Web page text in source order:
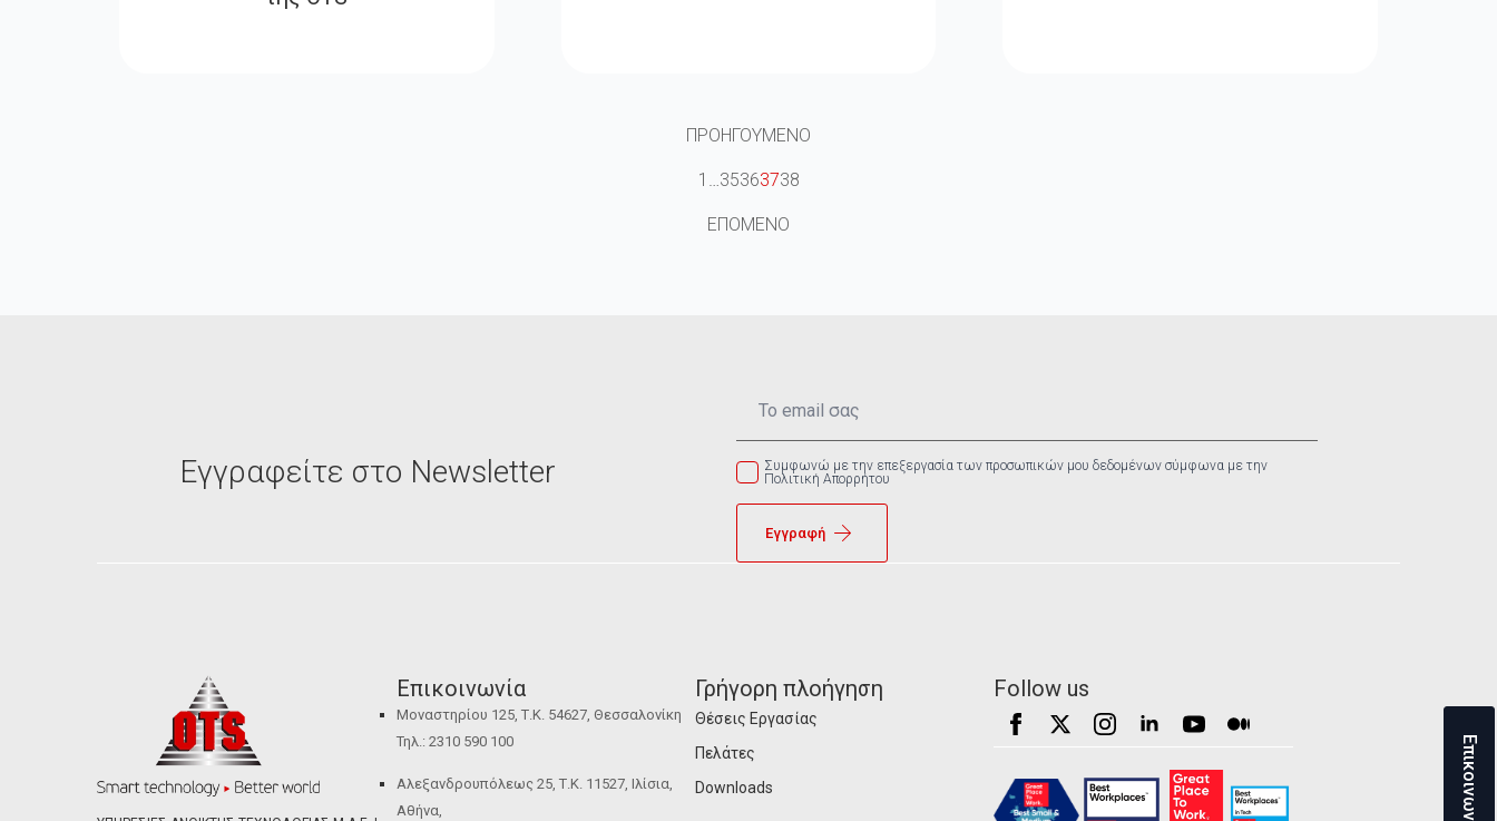
ΠΡΟΗΓΟΥΜΕΝΟ
1 …35363738
ΕΠΟΜΕΝΟ
Εγγραφείτε στο Newsletter
Συμφωνώ με την επεξεργασία των προσωπικών μου δεδομένων σύμφωνα με την
Πολιτική Απορρήτου
Εγγραφή
Επικοινωνία
Μοναστηρίου 125, Τ.Κ. 54627, Θεσσαλονίκη
Τηλ.: 2310 590 100
Αλεξανδρουπόλεως 25, Τ.Κ. 11527, Ιλίσια,
Αθήνα,
Γρήγορη πλοήγηση
Θέσεις Εργασίας
Πελάτες
Downloads
Follow us